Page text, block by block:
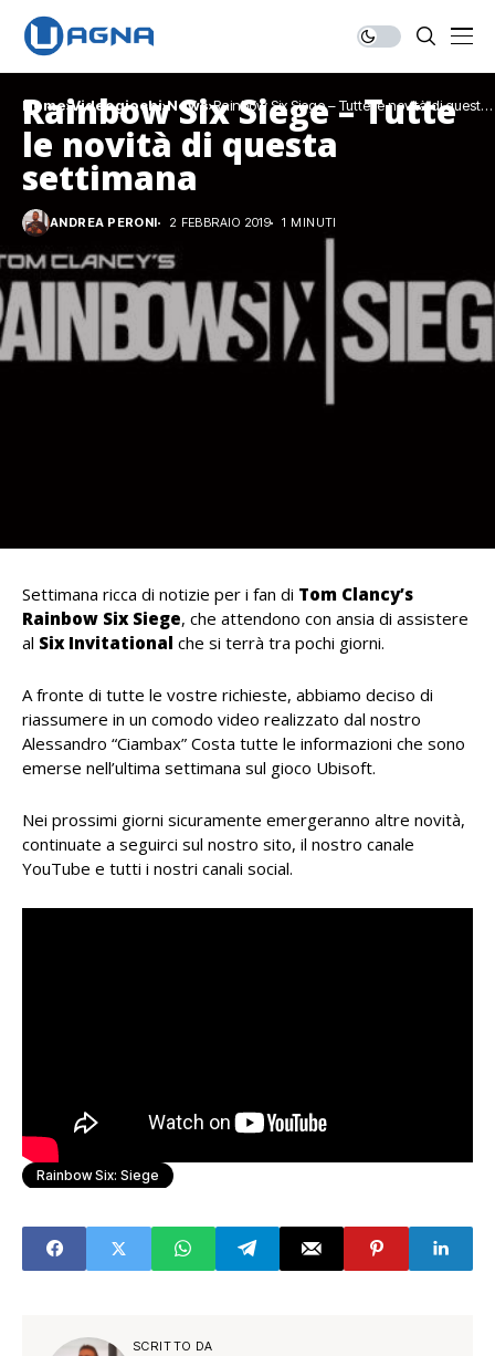
Home Videogiochi News Rainbow Six Siege – Tutte le novità di questa
settimana
Rainbow Six Siege – Tutte
le novità di questa
settimana
ANDREA PERONI 2 FEBBRAIO 2019 1 MINUTI
Settimana ricca di notizie per i fan di Tom Clancy’s
Rainbow Six Siege, che attendono con ansia di assistere
al Six Invitational che si terrà tra pochi giorni.
A fronte di tutte le vostre richieste, abbiamo deciso di
riassumere in un comodo video realizzato dal nostro
Alessandro “Ciambax” Costa tutte le informazioni che sono
emerse nell’ultima settimana sul gioco Ubisoft.
Nei prossimi giorni sicuramente emergeranno altre novità,
continuate a seguirci sul nostro sito, il nostro canale
YouTube e tutti i nostri canali social.
Rainbow Six: Siege
SCRITTO DA